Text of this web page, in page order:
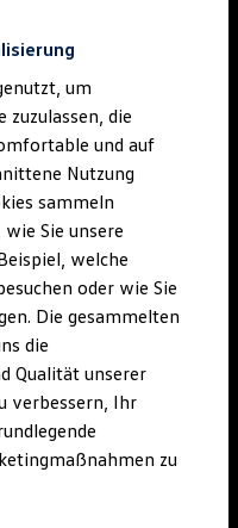
Nutzfahrzeuge
Inspektion
Volkswagen Nutzfahrzeuge
um
die
und auf
Nutzung
sammeln
Sie unsere
welche
oder wie Sie
Die gesammelten
die
Qualität unserer
verbessern, Ihr
zu